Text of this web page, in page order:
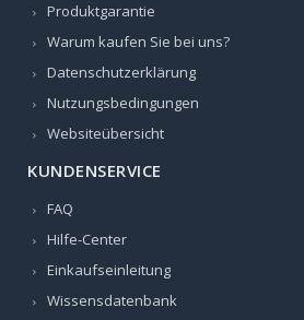
Produktgarantie
Warum kaufen Sie bei uns?
Datenschutzerklärung
Nutzungsbedingungen
Websiteübersicht
KUNDENSERVICE
FAQ
Hilfe-Center
Einkaufseinleitung
Wissensdatenbank